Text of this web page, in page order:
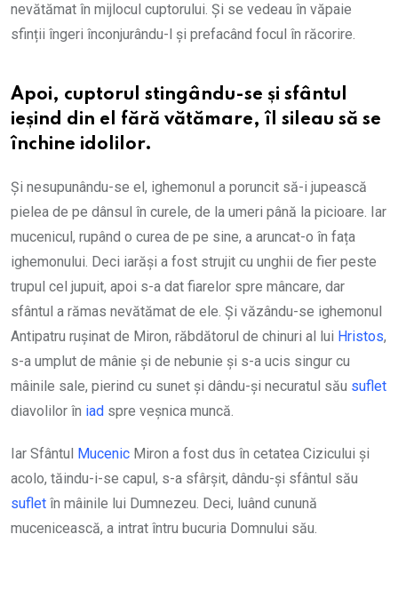
nevătămat în mijlocul cuptorului. Și se vedeau în văpaie
sfinții îngeri înconjurându-l și prefacând focul în răcorire.
Apoi, cuptorul stingându-se și sfântul
ieșind din el fără vătămare, îl sileau să se
închine idolilor.
Și nesupunându-se el, ighemonul a poruncit să-i jupească
pielea de pe dânsul în curele, de la umeri până la picioare. Iar
mucenicul, rupând o curea de pe sine, a aruncat-o în fața
ighemonului. Deci iarăși a fost strujit cu unghii de fier peste
trupul cel jupuit, apoi s-a dat fiarelor spre mâncare, dar
sfântul a rămas nevătămat de ele. Și văzându-se ighemonul
Antipatru rușinat de Miron, răbdătorul de chinuri al lui Hristos,
s-a umplut de mânie și de nebunie și s-a ucis singur cu
mâinile sale, pierind cu sunet și dându-și necuratul său suflet
diavolilor în iad spre veșnica muncă.
Iar Sfântul Mucenic Miron a fost dus în cetatea Cizicului și
acolo, tăindu-i-se capul, s-a sfârșit, dându-și sfântul său
suflet în mâinile lui Dumnezeu. Deci, luând cunună
mucenicească, a intrat întru bucuria Domnului său.